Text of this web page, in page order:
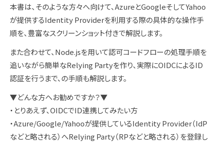
本書は、そのような方々へ向けて、AzureとGoogleそしてYahoo
が提供するIdentity Providerを利用する際の具体的な操作手
順を、豊富なスクリーンショット付きで解説します。
また合わせて、Node.jsを用いて認可コードフローの処理手順を
追いながら簡単なRelying Partyを作り、実際にOIDCによるID
認証を行うまで、の手順も解説します。
▼どんな方へお勧めですか？▼
・とりあえず、OIDCでID連携してみたい方
・Azure/Google/Yahooが提供しているIdentity Provider（IdP
などと略される）へRelying Party（RPなどと略される）を登録し